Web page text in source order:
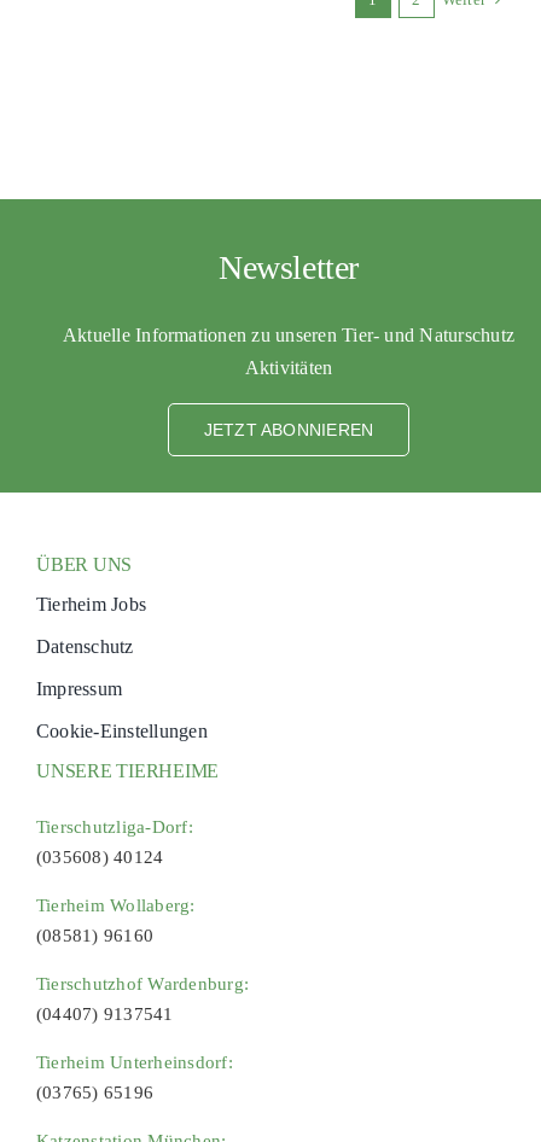
Newsletter
Aktuelle Informationen zu unseren Tier- und Naturschutz
Aktivitäten
JETZT ABONNIEREN
ÜBER UNS
Tierheim Jobs
Datenschutz
Impressum
Cookie-Einstellungen
UNSERE TIERHEIME
Tierschutzliga-Dorf:
(035608) 40124
Tierheim Wollaberg:
(08581) 96160
Tierschutzhof Wardenburg:
(04407) 9137541
Tierheim Unterheinsdorf:
(03765) 65196